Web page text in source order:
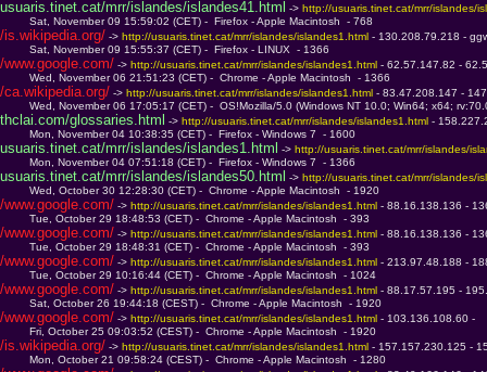
usuaris.tinet.cat/mrr/islandes/islandes41.html -> http://usuaris.tinet.cat/mrr/islandes/
Sat, November 09 15:59:02 (CET) -  Firefox - Apple Macintosh  - 768
/is.wikipedia.org/ -> http://usuaris.tinet.cat/mrr/islandes/islandes1.html - 130.208.79.218 -
Sat, November 09 15:55:37 (CET) -  Firefox - LINUX  - 1366
/www.google.com/ -> http://usuaris.tinet.cat/mrr/islandes/islandes1.html - 62.57.147.82 -
Wed, November 06 21:51:23 (CET) -  Chrome - Apple Macintosh  - 1366
/ca.wikipedia.org/ -> http://usuaris.tinet.cat/mrr/islandes/islandes1.html - 83.47.208.147 -
Wed, November 06 17:05:17 (CET) -  OS!Mozilla/5.0 (Windows NT 10.0; Win64; x64;
thclai.com/glossaries.html -> http://usuaris.tinet.cat/mrr/islandes/islandes1.html -
Mon, November 04 10:38:35 (CET) -  Firefox - Windows 7  - 1600
usuaris.tinet.cat/mrr/islandes/islandes1.html -> http://usuaris.tinet.cat/mrr/islandes/
Mon, November 04 07:51:18 (CET) -  Firefox - Windows 7  - 1366
usuaris.tinet.cat/mrr/islandes/islandes50.html -> http://usuaris.tinet.cat/mrr/islandes/
Wed, October 30 12:28:30 (CET) -  Chrome - Apple Macintosh  - 1920
/www.google.com/ -> http://usuaris.tinet.cat/mrr/islandes/islandes1.html - 88.16.138.136 -
Tue, October 29 18:48:53 (CET) -  Chrome - Apple Macintosh  - 393
/www.google.com/ -> http://usuaris.tinet.cat/mrr/islandes/islandes1.html - 88.16.138.136 -
Tue, October 29 18:48:31 (CET) -  Chrome - Apple Macintosh  - 393
/www.google.com/ -> http://usuaris.tinet.cat/mrr/islandes/islandes1.html - 213.97.48.188 -
Tue, October 29 10:16:44 (CET) -  Chrome - Apple Macintosh  - 1024
/www.google.com/ -> http://usuaris.tinet.cat/mrr/islandes/islandes1.html - 88.17.57.195 -
Sat, October 26 19:44:18 (CEST) -  Chrome - Apple Macintosh  - 1920
/www.google.com/ -> http://usuaris.tinet.cat/mrr/islandes/islandes1.html - 103.136.108.60 -
Fri, October 25 09:03:52 (CEST) -  Chrome - Apple Macintosh  - 1920
/is.wikipedia.org/ -> http://usuaris.tinet.cat/mrr/islandes/islandes1.html - 157.157.230.125 -
Mon, October 21 09:58:24 (CEST) -  Chrome - Apple Macintosh  - 1280